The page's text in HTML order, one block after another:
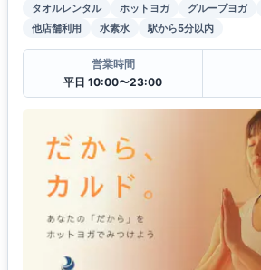
タオルレンタル ホットヨガ グループヨガ
他店舗利用
水素水 駅から5分以内
営業時間
平日 10:00〜23:00